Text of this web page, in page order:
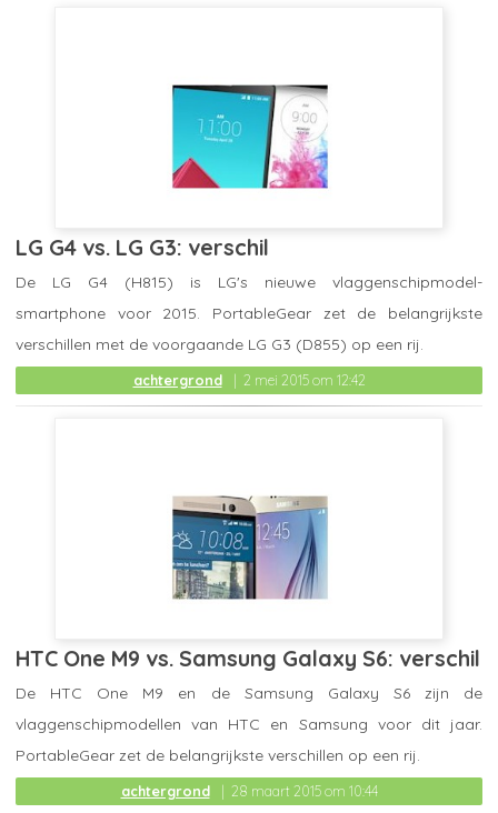
LG G4 vs. LG G3: verschil
achtergrond 2 mei 2015 om 12:42
De LG G4 (H815) is LG's nieuwe vlaggenschipmodel-
smartphone voor 2015. PortableGear zet de belangrijkste
verschillen met de voorgaande LG G3 (D855) op een rij.
HTC One M9 vs. Samsung Galaxy S6: verschil
achtergrond 28 maart 2015 om 10:44
De HTC One M9 en de Samsung Galaxy S6 zijn de
vlaggenschipmodellen van HTC en Samsung voor dit jaar.
PortableGear zet de belangrijkste verschillen op een rij.